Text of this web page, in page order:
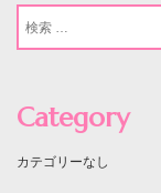
Category
カテゴリーなし